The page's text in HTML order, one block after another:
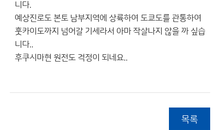
니다.
예상진로도 본토 남부지역에 상륙하여 도쿄도를 관통하여
훗카이도까지 넘어갈 기세라서 아마 작살나지 않을 까 싶습
니다..
후쿠시마현 원전도 걱정이 되네요..
목록